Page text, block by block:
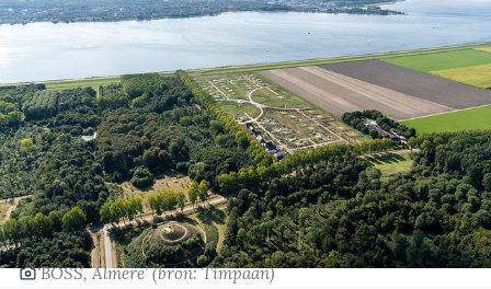
‘BOSS, Almere’(bron: Timpaan)